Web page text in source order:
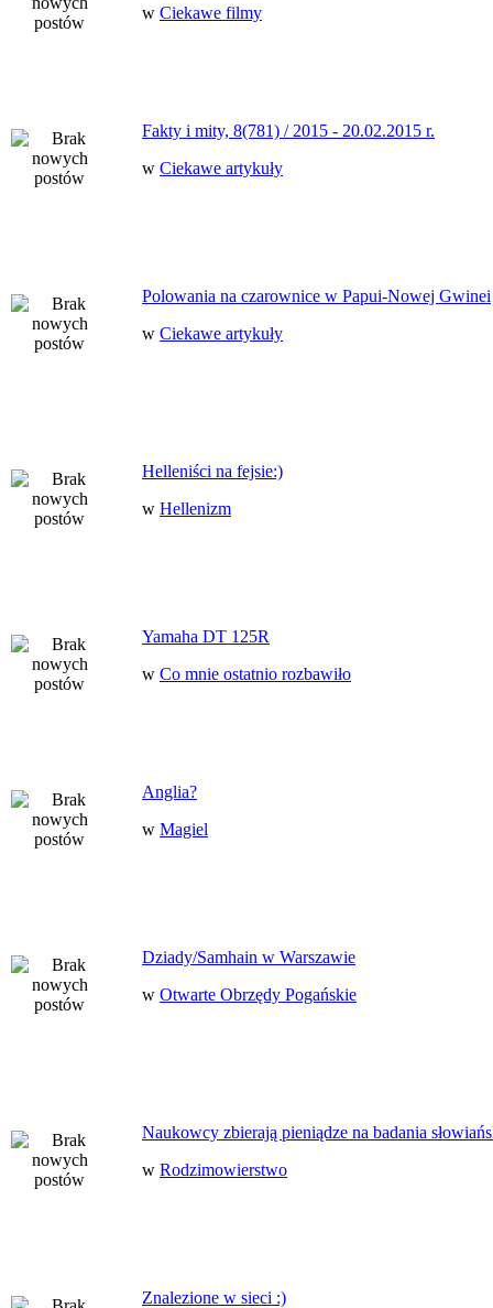
w Ciekawe filmy
Fakty i mity, 8(781) / 2015 - 20.02.2015 r.
w Ciekawe artykuły
Polowania na czarownice w Papui-Nowej Gwinei
w Ciekawe artykuły
Helleniści na fejsie:)
w Hellenizm
Yamaha DT 125R
w Co mnie ostatnio rozbawiło
Anglia?
w Magiel
Dziady/Samhain w Warszawie
w Otwarte Obrzędy Pogańskie
Naukowcy zbierają pieniądze na badania
w Rodzimowierstwo
Znalezione w sieci :)